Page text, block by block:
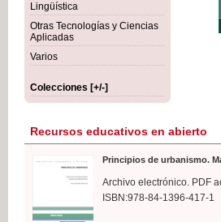
Lingüística
Otras Tecnologías y Ciencias
Aplicadas
Varios
Colecciones [+/-]
Recursos educativos en abierto
Principios de urbanismo.
Archivo electrónico. PDF
ISBN:978-84-1396-417-1